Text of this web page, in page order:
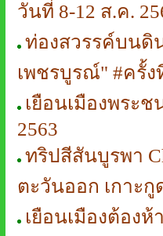
วันที่ 8-12 ส.ค.
ท่องสวรรค์บนดิ
เพชรบูรณ์" #ครั้ง
เยือนเมืองพระ
2563
ทริปสีสันบูรพา
ตะวันออก เกาะกู
เยือนเมืองต้อง